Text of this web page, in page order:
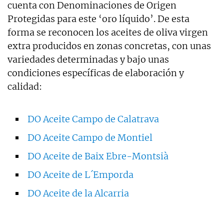
cuenta con Denominaciones de Origen
Protegidas para este ‘oro líquido’. De esta
forma se reconocen los aceites de oliva virgen
extra producidos en zonas concretas, con unas
variedades determinadas y bajo unas
condiciones específicas de elaboración y
calidad:
DO Aceite Campo de Calatrava
DO Aceite Campo de Montiel
DO Aceite de Baix Ebre-Montsià
DO Aceite de L´Emporda
DO Aceite de la Alcarria